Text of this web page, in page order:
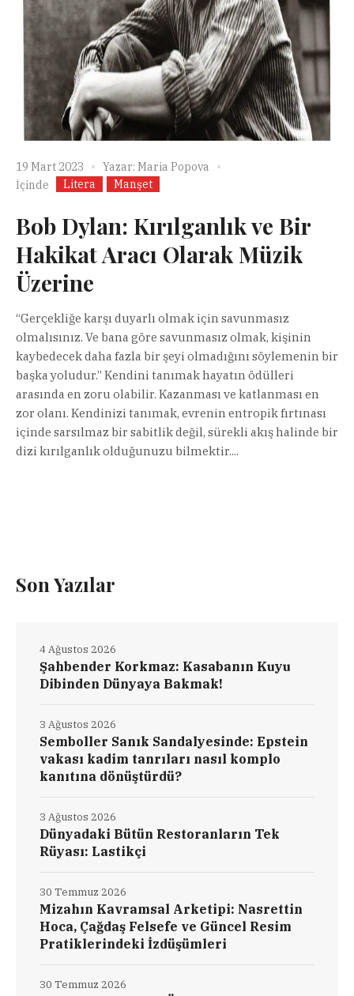
19 Mart 2023 Yazar: Maria Popova
İçinde
Litera Manşet
Bob Dylan: Kırılganlık ve Bir
Hakikat Aracı Olarak Müzik
Üzerine
“Gerçekliğe karşı duyarlı olmak için savunmasız
olmalısınız. Ve bana göre savunmasız olmak, kişinin
kaybedecek daha fazla bir şeyi olmadığını söylemenin bir
başka yoludur.” Kendini tanımak hayatın ödülleri
arasında en zoru olabilir. Kazanması ve katlanması en
zor olanı. Kendinizi tanımak, evrenin entropik fırtınası
içinde sarsılmaz bir sabitlik değil, sürekli akış halinde bir
dizi kırılganlık olduğunuzu bilmektir....
Son Yazılar
Şahbender Korkmaz: Kasabanın Kuyu
Dibinden Dünyaya Bakmak!
4 Ağustos 2026
Semboller Sanık Sandalyesinde: Epstein
vakası kadim tanrıları nasıl komplo
kanıtına dönüştürdü?
3 Ağustos 2026
Dünyadaki Bütün Restoranların Tek
Rüyası: Lastikçi
3 Ağustos 2026
Mizahın Kavramsal Arketipi: Nasrettin
Hoca, Çağdaş Felsefe ve Güncel Resim
Pratiklerindeki İzdüşümleri
30 Temmuz 2026
30 Temmuz 2026